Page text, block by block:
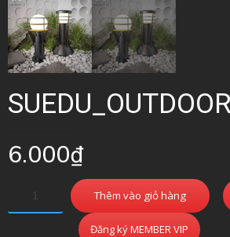
6.000₫
Thêm vào giỏ hàng
Đăng ký MEMBER VIP